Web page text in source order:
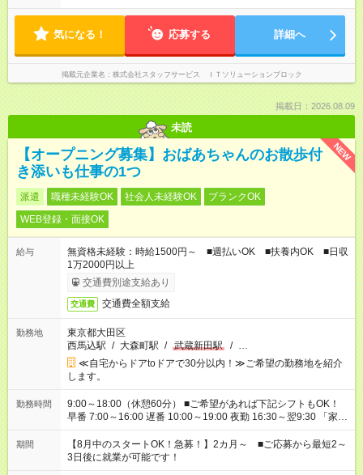
気になる！ 応募する 詳細へ
掲載元企業名 株式会社スタッフサービス ＩＴソリューションブロック
掲載日：2026.08.09
未読
NEW
【オープニング募集】おばあちゃんのお散歩付
き添いも仕事の1つ
派遣 職種未経験OK 社会人未経験OK
ブランクOK
WEB登録・面接OK
給与
無資格未経験：時給1500円～ ■週払いOK ■扶養内OK ■日収
1万2000円以上
交通費別途支給あり
交通費 交通費全額支給
勤務地
東京都大田区
西馬込駅 / 大森町駅 / 武蔵新田駅 / …
≪自宅からドアtoドアで30分以内！≫ご希望の勤務地を紹介
します。
勤務時間
9:00～18:00（休憩60分） ■ご希望があれば下記シフトもOK！
早番 7:00～16:00 遅番 10:00～19:00 夜勤 16:30～翌9:30 「家族
と休みを合わせたい」 「余裕を持って夕飯の準備がしたい」
「できれば残業はしたくない」 など、ご希望を教えてください
ね。 ※Wワーク希望の方へ 今ご覧のお仕事で希望する勤務時間
と、もう1つのお仕事の勤務時間。 合計で週40時間を超える場
期間
【8月中のスタートOK！急募！】2カ月～ ■ご応募から最短2～
3日後に就業が可能です！